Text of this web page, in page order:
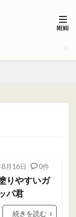
月16日 0件
りやすいガ
パ君
続きを読む
キャセイ
ー
パッチノート